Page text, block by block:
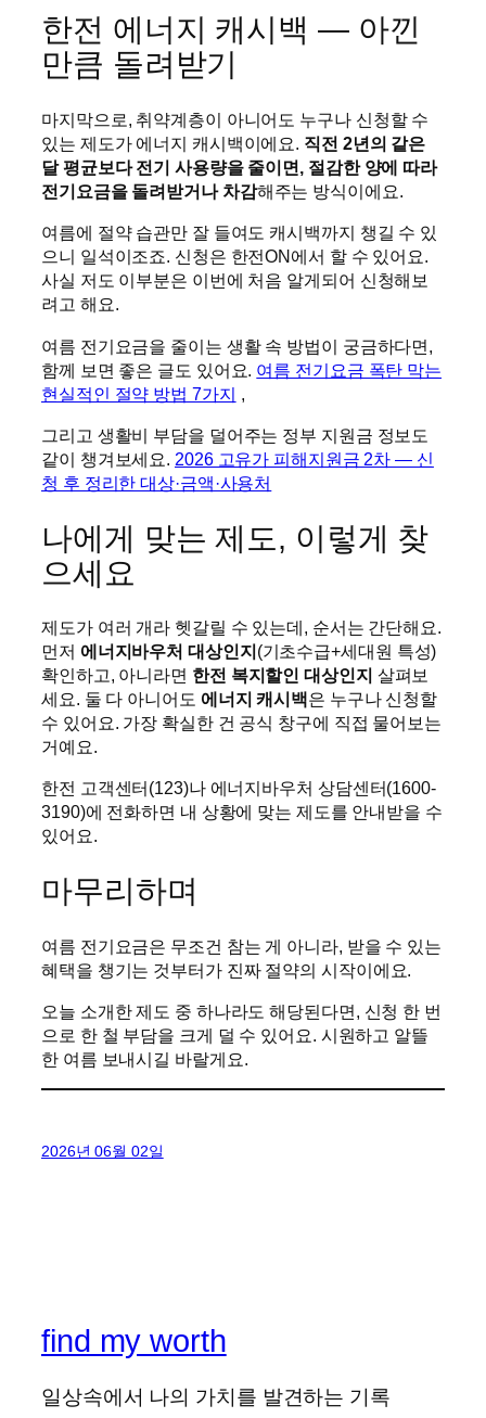
한전 에너지 캐시백 — 아낀
만큼 돌려받기
마지막으로, 취약계층이 아니어도 누구나 신청할 수
있는 제도가 에너지 캐시백이에요. 직전 2년의 같은
달 평균보다 전기 사용량을 줄이면, 절감한 양에 따라
전기요금을 돌려받거나 차감해주는 방식이에요.
여름에 절약 습관만 잘 들여도 캐시백까지 챙길 수 있
으니 일석이조죠. 신청은 한전ON에서 할 수 있어요.
사실 저도 이부분은 이번에 처음 알게되어 신청해보
려고 해요.
여름 전기요금을 줄이는 생활 속 방법이 궁금하다면,
함께 보면 좋은 글도 있어요. 여름 전기요금 폭탄 막는
현실적인 절약 방법 7가지 ,
그리고 생활비 부담을 덜어주는 정부 지원금 정보도
같이 챙겨보세요. 2026 고유가 피해지원금 2차 — 신
청 후 정리한 대상·금액·사용처
나에게 맞는 제도, 이렇게 찾
으세요
제도가 여러 개라 헷갈릴 수 있는데, 순서는 간단해요.
먼저 에너지바우처 대상인지(기초수급+세대원 특성)
확인하고, 아니라면 한전 복지할인 대상인지 살펴보
세요. 둘 다 아니어도 에너지 캐시백은 누구나 신청할
수 있어요. 가장 확실한 건 공식 창구에 직접 물어보는
거예요.
한전 고객센터(123)나 에너지바우처 상담센터(1600-
3190)에 전화하면 내 상황에 맞는 제도를 안내받을 수
있어요.
마무리하며
여름 전기요금은 무조건 참는 게 아니라, 받을 수 있는
혜택을 챙기는 것부터가 진짜 절약의 시작이에요.
오늘 소개한 제도 중 하나라도 해당된다면, 신청 한 번
으로 한 철 부담을 크게 덜 수 있어요. 시원하고 알뜰
한 여름 보내시길 바랄게요.
2026년 06월 02일
find my worth
일상속에서 나의 가치를 발견하는 기록